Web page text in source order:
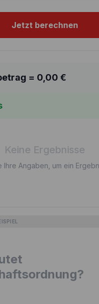
Jetzt berechnen
= 0,00 €
Keine Ergebnisse
Ihre Angaben, um ein